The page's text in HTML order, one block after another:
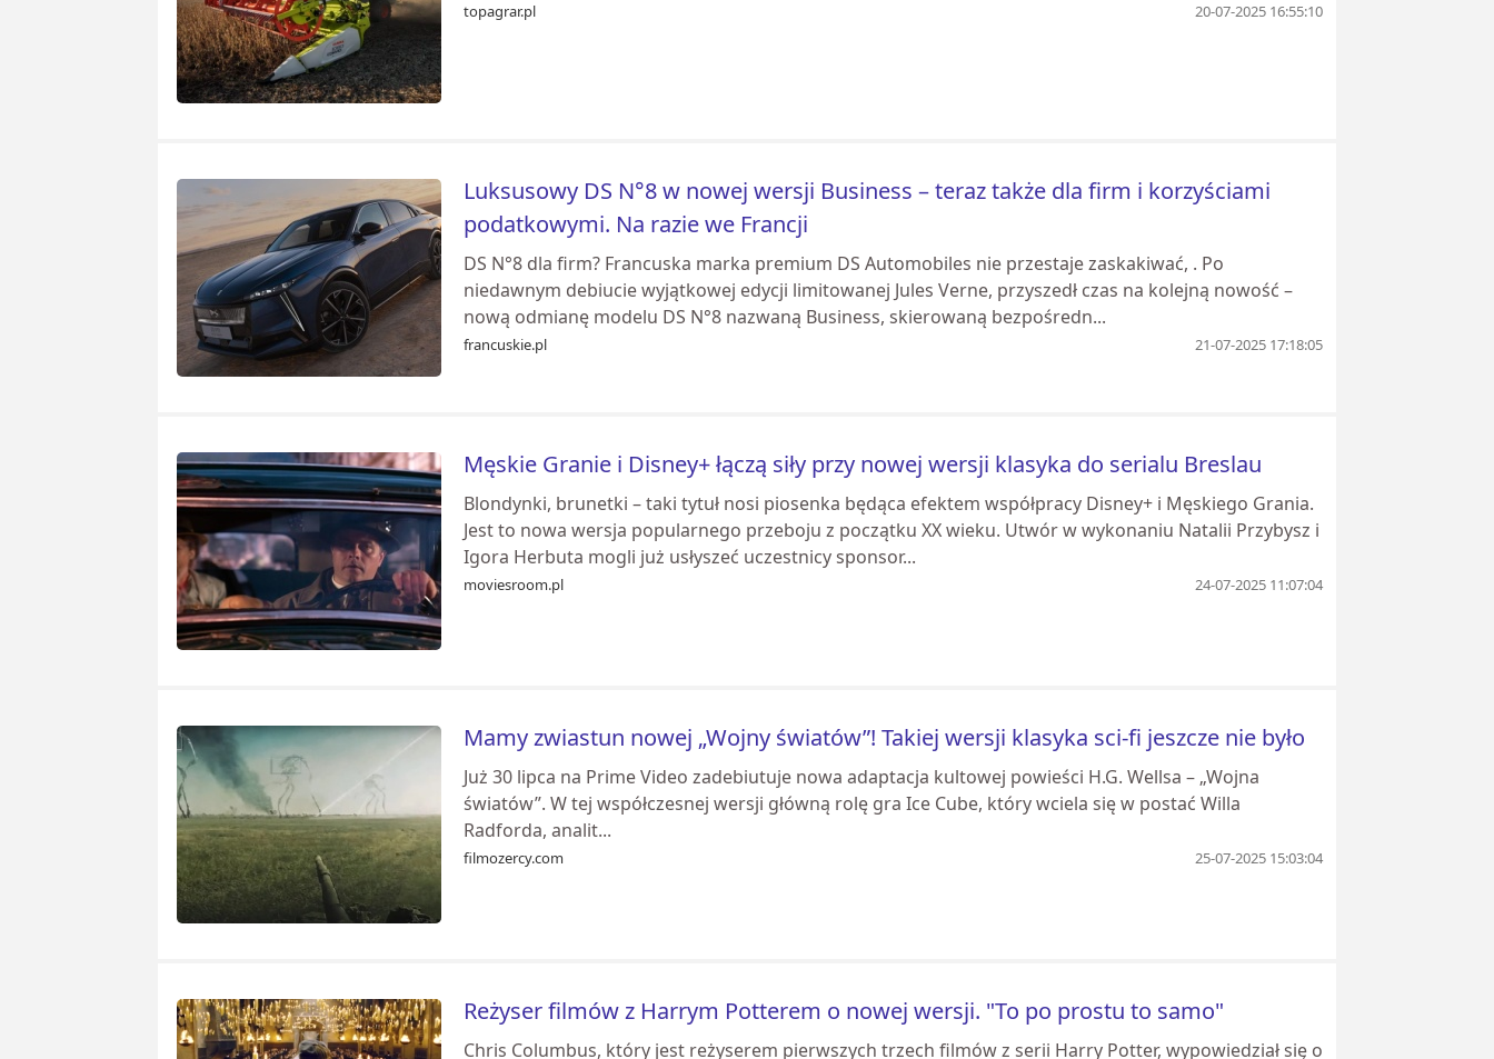
topagrar.pl 20-07-2025 16:55:10
Luksusowy DS N°8 w nowej wersji Business – teraz także dla firm i korzyściami
podatkowymi. Na razie we Francji
DS N°8 dla firm? Francuska marka premium DS Automobiles nie przestaje zaskakiwać, . Po
niedawnym debiucie wyjątkowej edycji limitowanej Jules Verne, przyszedł czas na kolejną nowość –
nową odmianę modelu DS N°8 nazwaną Business, skierowaną bezpośredn...
francuskie.pl 21-07-2025 17:18:05
Męskie Granie i Disney+ łączą siły przy nowej wersji klasyka do serialu Breslau
Blondynki, brunetki – taki tytuł nosi piosenka będąca efektem współpracy Disney+ i Męskiego Grania.
Jest to nowa wersja popularnego przeboju z początku XX wieku. Utwór w wykonaniu Natalii Przybysz i
Igora Herbuta mogli już usłyszeć uczestnicy sponsor...
moviesroom.pl 24-07-2025 11:07:04
Mamy zwiastun nowej „Wojny światów”! Takiej wersji klasyka sci-fi jeszcze nie było
Już 30 lipca na Prime Video zadebiutuje nowa adaptacja kultowej powieści H.G. Wellsa – „Wojna
światów”. W tej współczesnej wersji główną rolę gra Ice Cube, który wciela się w postać Willa
Radforda, analit...
filmozercy.com 25-07-2025 15:03:04
Reżyser filmów z Harrym Potterem o nowej wersji. "To po prostu to samo"
Chris Columbus, który jest reżyserem pierwszych trzech filmów z serii Harry Potter, wypowiedział się o